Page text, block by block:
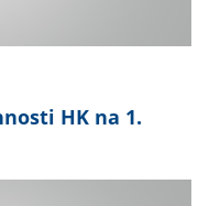
HK na 1.